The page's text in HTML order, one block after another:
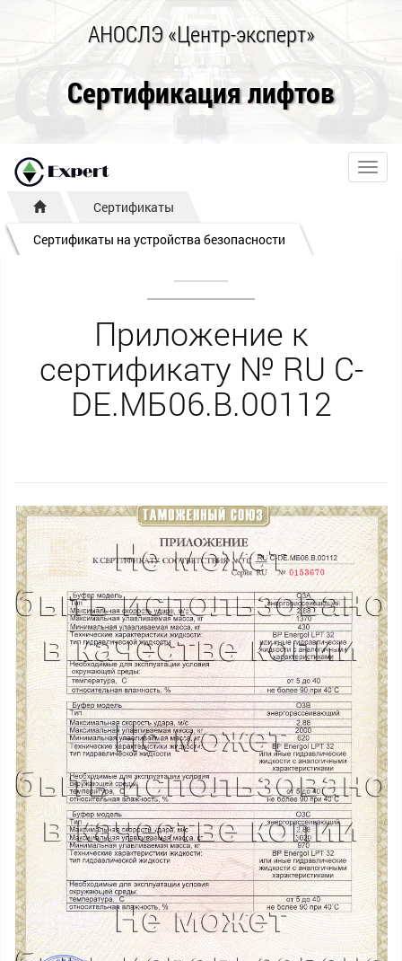
АНОСЛЭ «Центр-эксперт»
Сертификация лифтов
Сертификаты
Сертификаты на устройства безопасности
Приложение к
сертификату № RU С-
DE.МБ06.B.00112